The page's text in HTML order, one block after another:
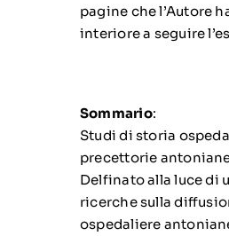
pagine che l’Autore
interiore a seguire
Sommario:
Studi di storia
precettorie
Delfinato alla luce di
ricerche sulla
ospedaliere